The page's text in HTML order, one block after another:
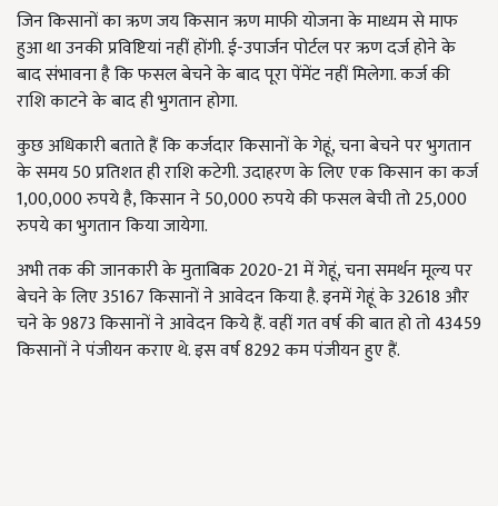
जिन किसानों का ऋण जय किसान ऋण माफी योजना के माध्यम से माफ
हुआ था उनकी प्रविष्टियां नहीं होंगी. ई-उपार्जन पोर्टल पर ऋण दर्ज होने के
बाद संभावना है कि फसल बेचने के बाद पूरा पेंमेंट नहीं मिलेगा. कर्ज की
राशि काटने के बाद ही भुगतान होगा.
कुछ अधिकारी बताते हैं कि कर्जदार किसानों के गेहूं, चना बेचने पर भुगतान
के समय 50 प्रतिशत ही राशि कटेगी. उदाहरण के लिए एक किसान का कर्ज
1,00,000 रुपये है, किसान ने 50,000 रुपये की फसल बेची तो 25,000
रुपये का भुगतान किया जायेगा.
अभी तक की जानकारी के मुताबिक 2020-21 में गेहूं, चना समर्थन मूल्य पर
बेचने के लिए 35167 किसानों ने आवेदन किया है. इनमें गेहूं के 32618 और
चने के 9873 किसानों ने आवेदन किये हैं. वहीं गत वर्ष की बात हो तो 43459
किसानों ने पंजीयन कराए थे. इस वर्ष 8292 कम पंजीयन हुए हैं.